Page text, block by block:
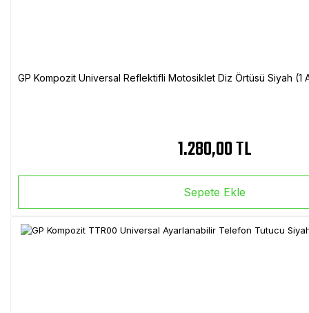
GP Kompozit Universal Reflektifli Motosiklet Diz Örtüsü Siyah
1.280,00 TL
Sepete Ekle